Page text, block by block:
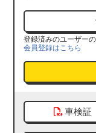
登録済みのユーザー
会員登録はこちら
車検証